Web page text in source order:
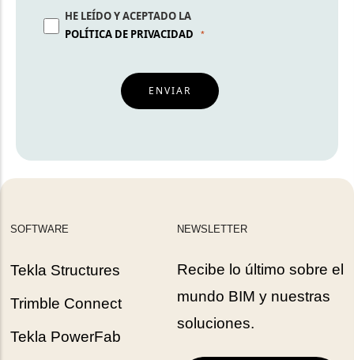
HE LEÍDO Y ACEPTADO LA
POLÍTICA DE PRIVACIDAD
ENVIAR
SOFTWARE
Tekla Structures
Trimble Connect
Tekla PowerFab
NEWSLETTER
Recibe lo último sobre el
mundo BIM y nuestras
soluciones.